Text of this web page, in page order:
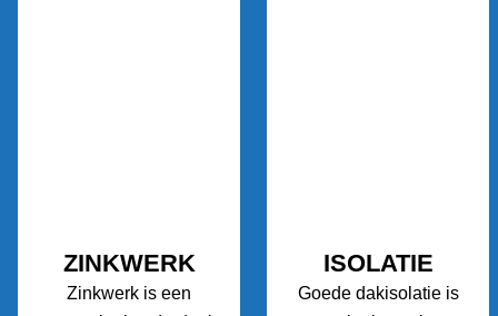
ZINKWERK
Zinkwerk is een
ISOLATIE
Goede dakisolatie is